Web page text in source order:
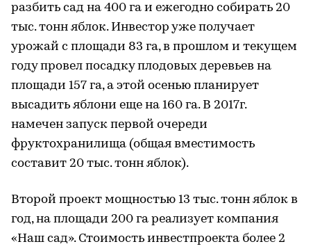
разбить сад на 400 га и ежегодно собирать 20
тыс. тонн яблок. Инвестор уже получает
урожай с площади 83 га, в прошлом и текущем
году провел посадку плодовых деревьев на
площади 157 га, а этой осенью планирует
высадить яблони еще на 160 га. В 2017г.
намечен запуск первой очереди
фруктохранилища (общая вместимость
составит 20 тыс. тонн яблок).
Второй проект мощностью 13 тыс. тонн яблок в
год, на площади 200 га реализует компания
«Наш сад». Стоимость инвестпроекта более 2